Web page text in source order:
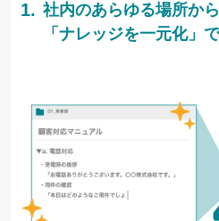
社内のあらゆる場所から
「ナレッジを一元化」